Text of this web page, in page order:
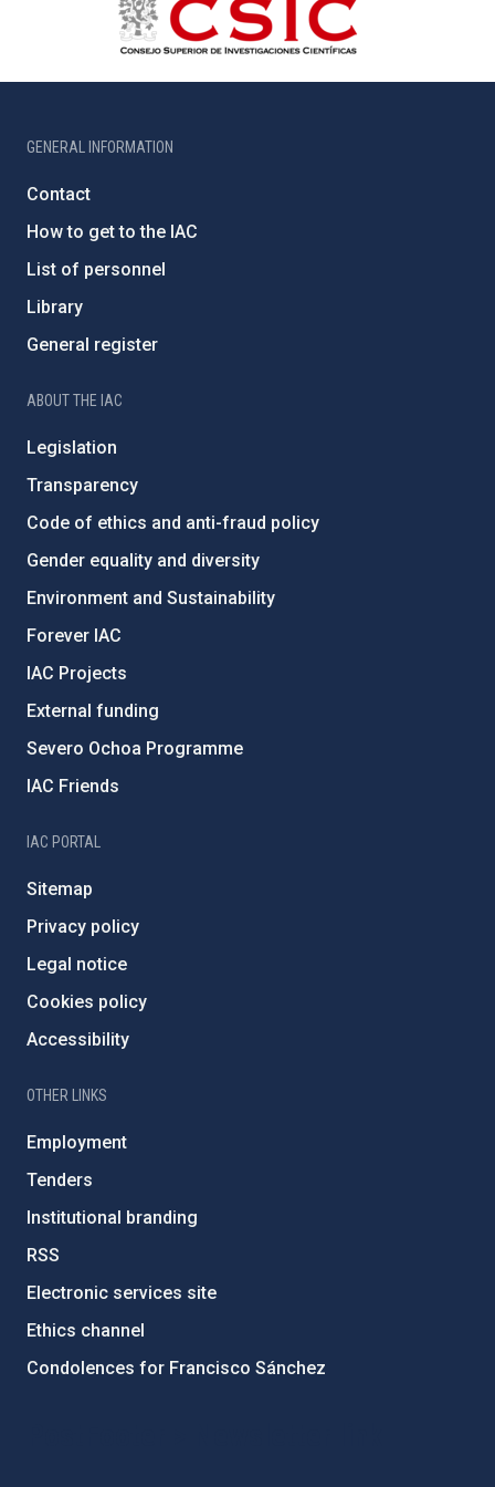
GENERAL INFORMATION
Contact
How to get to the IAC
List of personnel
Library
General register
ABOUT THE IAC
Legislation
Transparency
Code of ethics and anti-fraud policy
Gender equality and diversity
Environment and Sustainability
Forever IAC
IAC Projects
External funding
Severo Ochoa Programme
IAC Friends
IAC PORTAL
Sitemap
Privacy policy
Legal notice
Cookies policy
Accessibility
OTHER LINKS
Employment
Tenders
Institutional branding
RSS
Electronic services site
Ethics channel
Condolences for Francisco Sánchez